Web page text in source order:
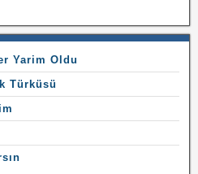
Yarim Oldu
Türküsü